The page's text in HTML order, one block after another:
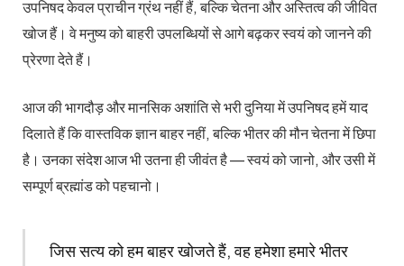
उपनिषद केवल प्राचीन ग्रंथ नहीं हैं, बल्कि चेतना और अस्तित्व की जीवित
खोज हैं। वे मनुष्य को बाहरी उपलब्धियों से आगे बढ़कर स्वयं को जानने की
प्रेरणा देते हैं।
आज की भागदौड़ और मानसिक अशांति से भरी दुनिया में उपनिषद हमें याद
दिलाते हैं कि वास्तविक ज्ञान बाहर नहीं, बल्कि भीतर की मौन चेतना में छिपा
है। उनका संदेश आज भी उतना ही जीवंत है — स्वयं को जानो, और उसी में
सम्पूर्ण ब्रह्मांड को पहचानो।
जिस सत्य को हम बाहर खोजते हैं, वह हमेशा हमारे भीतर